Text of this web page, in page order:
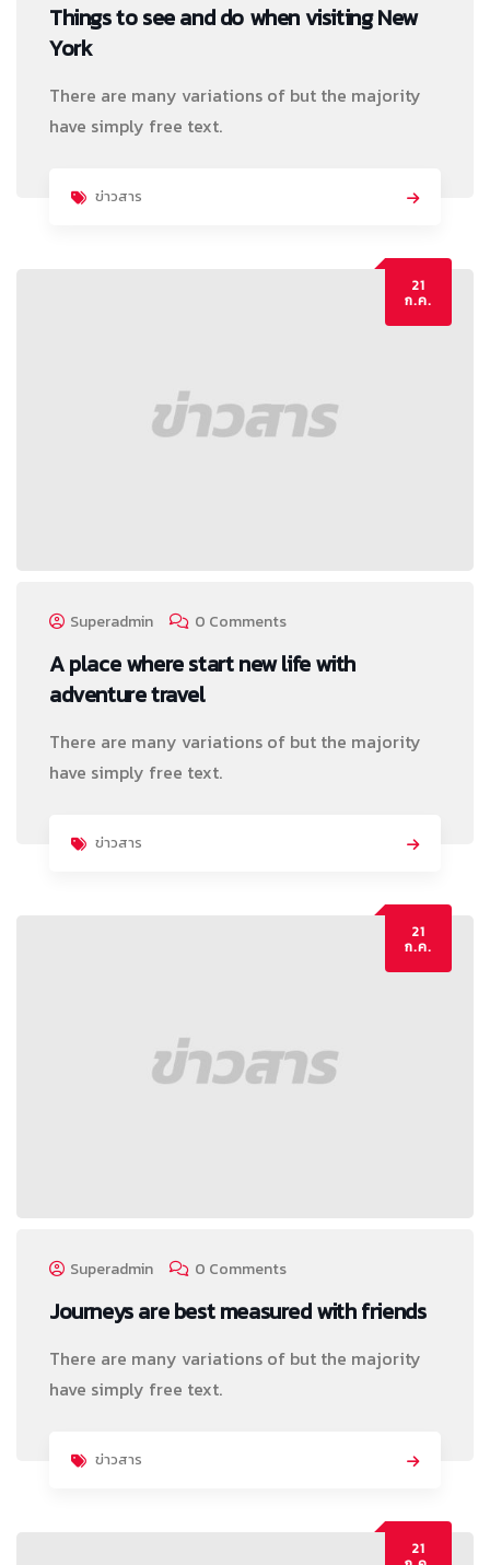
Things to see and do when visiting New
York
There are many variations of but the majority
have simply free text.
ข่าวสาร
21
ก.ค.
Superadmin 0 Comments
A place where start new life with
adventure travel
There are many variations of but the majority
have simply free text.
ข่าวสาร
21
ก.ค.
Superadmin 0 Comments
Journeys are best measured with friends
There are many variations of but the majority
have simply free text.
ข่าวสาร
21